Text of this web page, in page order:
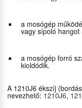
a mosógép
vagy sípoló hangot
a mosógép forró
kioldódik.
A 1210J6 ékszíj
nevezhető: 1210J6,